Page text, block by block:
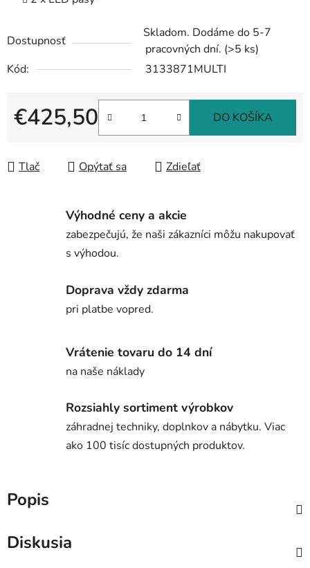
Dostupnosť
Skladom. Dodáme do 5-7
pracovných dní. (>5 ks)
Kód:
3133871MULTI
€425,50 DO KOŠÍKA
Tlač Opýtať sa Zdieľať
Výhodné ceny a akcie
zabezpečujú, že naši zákazníci môžu nakupovať
s výhodou.
Doprava vždy zdarma
pri platbe vopred.
Vrátenie tovaru do 14 dní
na naše náklady
Rozsiahly sortiment výrobkov
záhradnej techniky, doplnkov a nábytku. Viac
ako 100 tisíc dostupných produktov.
Popis
Diskusia